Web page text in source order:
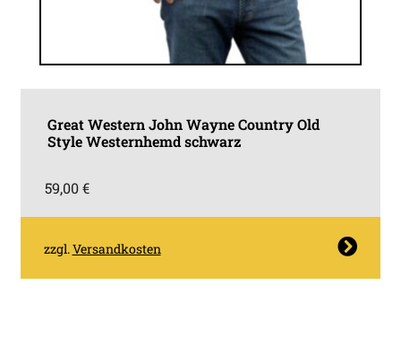
Great Western John Wayne Country Old
Style Westernhemd schwarz
59,00€
zzgl.VersandkostenDieses